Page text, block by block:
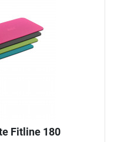
Fitline 180